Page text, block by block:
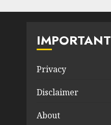
IMPORTANT
Privacy
Disclaimer
About